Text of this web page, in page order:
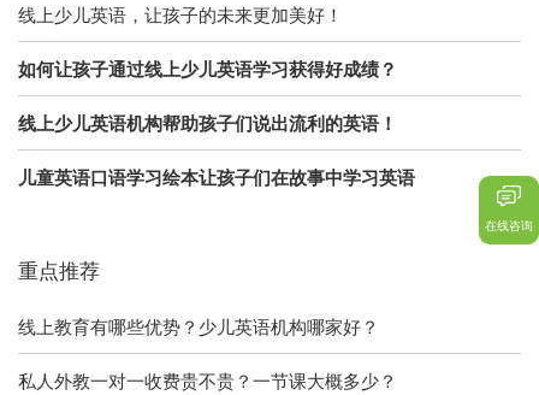
线上少儿英语，让孩子的未来更加美好！
如何让孩子通过线上少儿英语学习获得好成绩？
线上少儿英语机构帮助孩子们说出流利的英语！
儿童英语口语学习绘本让孩子们在故事中学习英语
重点推荐
线上教育有哪些优势？少儿英语机构哪家好？
私人外教一对一收费贵不贵？一节课大概多少？
在线咨询